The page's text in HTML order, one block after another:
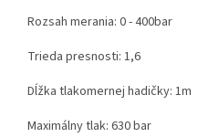
Rozsah merania: 0 - 400bar
Trieda presnosti: 1,6
Dĺžka tlakomernej hadičky: 1m
Maximálny tlak: 630 bar